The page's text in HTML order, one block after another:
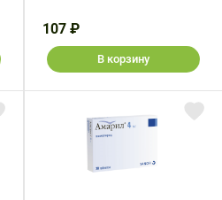
107 ₽
В корзину